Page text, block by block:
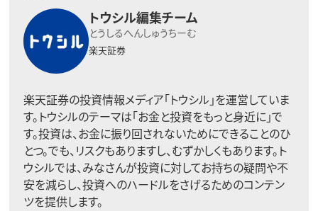
トウシル編集チーム
とうしるへんしゅうちーむ
楽天証券
楽天証券の投資情報メディア「トウシル」を運営していま
す。トウシルのテーマは「お金と投資をもっと身近に」で
す。投資は、お金に振り回されないためにできることのひ
とつ。でも、リスクもありますし、むずかしくもあります。ト
ウシルでは、みなさんが投資に対してお持ちの疑問や不
安を減らし、投資へのハードルをさげるためのコンテン
ツを提供します。